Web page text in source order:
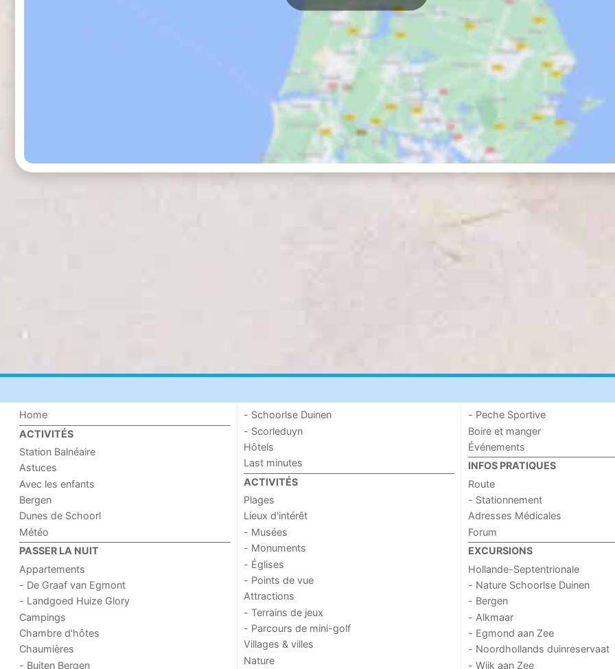
Home
ACTIVITÉS
Station Balnéaire
Astuces
Avec les enfants
Bergen
Dunes de Schoorl
Météo
PASSER LA NUIT
Appartements
- De Graaf van Egmont
- Landgoed Huize Glory
Campings
Chambre d'hôtes
Chaumières
- Buiten Bergen
- Schoorlse Duinen
- Scorleduyn
Hôtels
Last minutes
ACTIVITÉS
Plages
Lieux d'intérêt
- Musées
- Monuments
- Églises
- Points de vue
Attractions
- Terrains de jeux
- Parcours de mini-golf
Villages & villes
Nature
- Peche Sportive
Boire et manger
Événements
INFOS PRATIQUES
Route
- Stationnement
Adresses Médicales
Forum
EXCURSIONS
Hollande-Septentrionale
- Nature Schoorlse Duinen
- Bergen
- Alkmaar
- Egmond aan Zee
- Noordhollands duinreservaat
- Wijk aan Zee